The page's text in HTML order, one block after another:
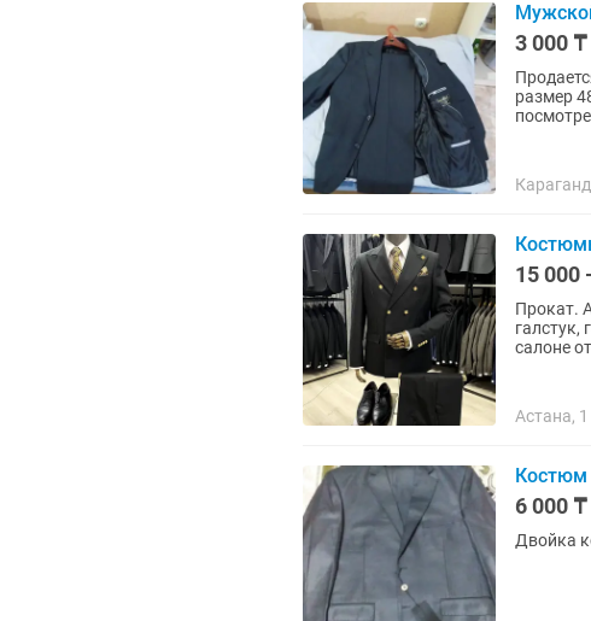
3 000 ₸
Продается
размер
15 000
Прокат.
салоне
Астана, 1
Костюм
6 000 ₸
Двойка